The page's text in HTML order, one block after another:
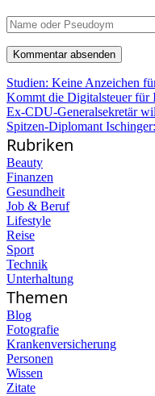
Studien: Keine Anzeichen
Kommt die Digitalsteuer für
Ex-CDU-Generalsekretär
Spitzen-Diplomant
Rubriken
Beauty
Finanzen
Gesundheit
Job & Beruf
Lifestyle
Reise
Sport
Technik
Unterhaltung
Themen
Blog
Fotografie
Krankenversicherung
Personen
Wissen
Zitate